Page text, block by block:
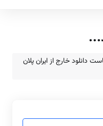
دانلود خارج از ایران پلان